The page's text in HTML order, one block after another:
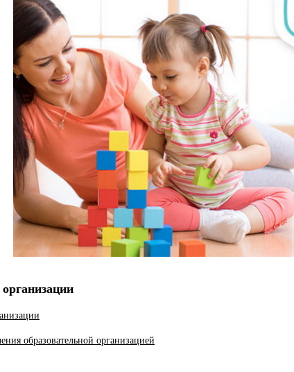
образовательной организацией